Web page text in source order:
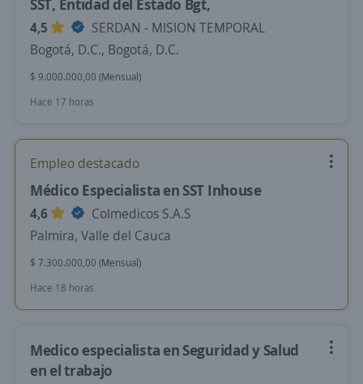
SST, Entidad del Estado Bgt,
4,5
SERDAN - MISION TEMPORAL
Bogotá, D.C., Bogotá, D.C.
$ 9.000.000,00 (Mensual)
Hace 17 horas
Empleo destacado
Médico Especialista en SST Inhouse
4,6
Colmedicos S.A.S
Palmira, Valle del Cauca
$ 7.300.000,00 (Mensual)
Hace 18 horas
Medico especialista en Seguridad y Salud
en el trabajo